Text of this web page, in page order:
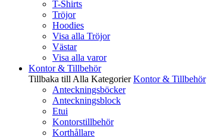
T-Shirts
Tröjor
Hoodies
Visa alla Tröjor
Västar
Visa alla varor
Kontor & Tillbehör
Tillbaka till Alla Kategorier Kontor & Tillbehör
Anteckningsböcker
Anteckningsblock
Etui
Kontorstillbehör
Korthållare